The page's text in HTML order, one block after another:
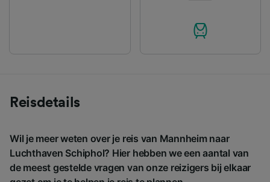
Reisdetails
Wil je meer weten over je reis van Mannheim naar
Luchthaven Schiphol? Hier hebben we een aantal van
de meest gestelde vragen van onze reizigers bij elkaar